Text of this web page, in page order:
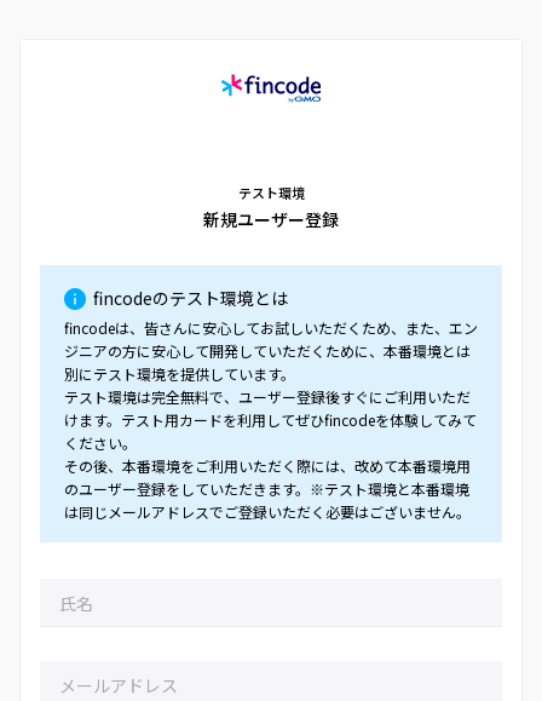
テスト環境
新規ユーザー登録
fincodeのテスト環境とは
fincodeは、皆さんに安心してお試しいただくため、また、エン
ジニアの方に安心して開発していただくために、本番環境とは
別にテスト環境を提供しています。
テスト環境は完全無料で、ユーザー登録後すぐにご利用いただ
けます。テスト用カードを利用してぜひfincodeを体験してみて
ください。
その後、本番環境をご利用いただく際には、改めて本番環境用
のユーザー登録をしていただきます。※テスト環境と本番環境
は同じメールアドレスでご登録いただく必要はございません。